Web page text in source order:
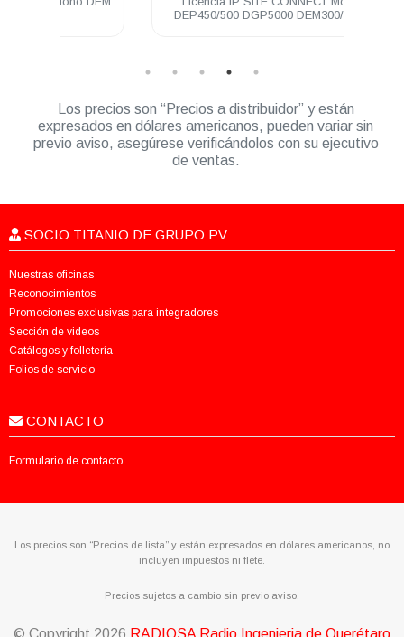
DEP450/500 DGP5000 DEM300/400/500
Los precios son “Precios a distribuidor” y están
expresados en dólares americanos, pueden variar sin
previo aviso, asegúrese verificándolos con su ejecutivo
de ventas.
SOCIO TITANIO DE GRUPO PV
Nuestras oficinas
Reconocimientos
Promociones exclusivas para integradores
Sección de videos
Catálogos y folletería
Folios de servicio
CONTACTO
Formulario de contacto
Los precios son “Precios de lista” y están expresados en dólares americanos, no
incluyen impuestos ni flete.
Precios sujetos a cambio sin previo aviso.
© Copyright 2026 RADIQSA Radio Ingenieria de Querétaro